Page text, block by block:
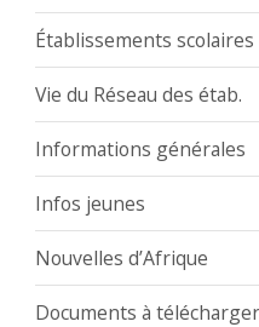
Établissements scolaires
Vie du Réseau des étab.
Informations générales
Infos jeunes
Nouvelles d’Afrique
Documents à télécharger